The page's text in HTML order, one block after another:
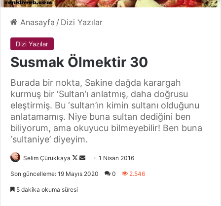
Anasayfa / Dizi Yazılar
Dizi Yazılar
Susmak Ölmektir 30
Burada bir nokta, Sakine dağda karargah
kurmuş bir ‘Sultan’ı anlatmış, daha doğrusu
eleştirmiş. Bu ‘sultan’ın kimin sultanı olduğunu
anlatamamış. Niye buna sultan dediğini ben
biliyorum, ama okuyucu bilmeyebilir! Ben buna
‘sultaniye’ diyeyim.
Selim Çürükkaya
F
1 Nisan 2016
Son güncelleme: 19 Mayıs 2020 0 2.546
5 dakika okuma süresi